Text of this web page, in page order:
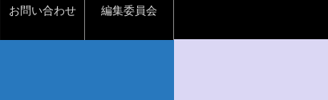
お問い合わせ 編集委員会